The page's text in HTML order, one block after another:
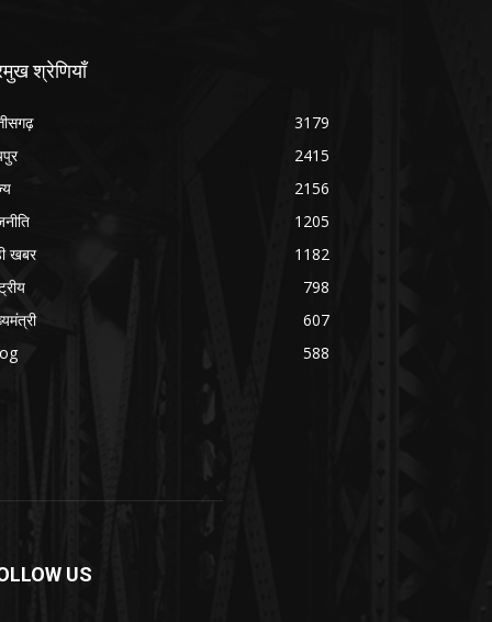
श्रेणियाँ
3179
2415
2156
1205
खबर
1182
798
607
588
US